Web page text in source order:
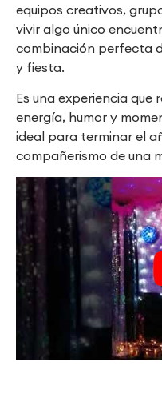
equipos creativos,
vivir algo único
combinación perfecta
y fiesta.
Es una experiencia que
energía, humor y
ideal para terminar el
compañerismo de una